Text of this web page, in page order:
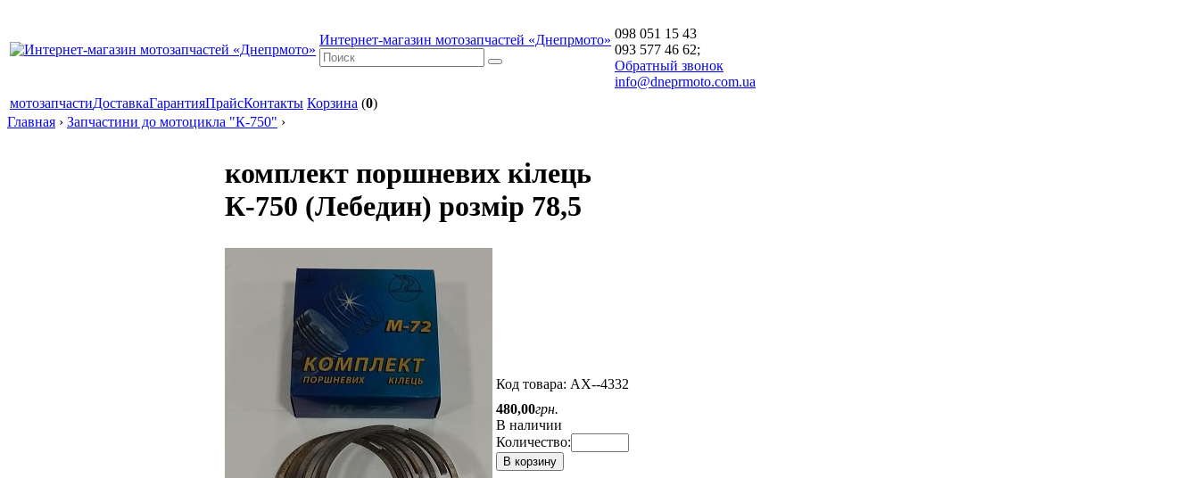
Интернет-магазин мотозапчастей «Днепрмото» 098 051 15 43
093 577 46 62;
Обратный звонок
info@dneprmoto.com.ua
мотозапчастиДоставкаГарантияПрайсКонтакты Корзина (0)
Главная › Запчастини до мотоцикла "К-750" ›
комплект поршневих кілець
К-750 (Лебедин) розмір 78,5
Код товара: АХ--4332
480,00грн.
В наличии
Количество:
В корзину